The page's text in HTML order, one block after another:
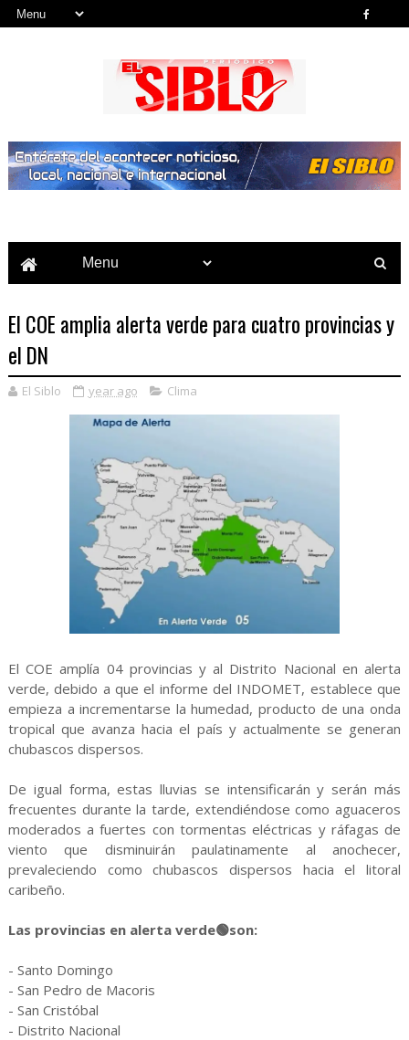
El COE amplia alerta verde para cuatro provincias y
el DN
El Siblo year ago Clima
El COE amplía 04 provincias y al Distrito Nacional en alerta
verde, debido a que el informe del INDOMET, establece que
empieza a incrementarse la humedad, producto de una onda
tropical que avanza hacia el país y actualmente se generan
chubascos dispersos.
De igual forma, estas lluvias se intensificarán y serán más
frecuentes durante la tarde, extendiéndose como aguaceros
moderados a fuertes con tormentas eléctricas y ráfagas de
viento que disminuirán paulatinamente al anochecer,
prevaleciendo como chubascos dispersos hacia el litoral
caribeño.
Las provincias en alerta verde🟢son:
- Santo Domingo
- San Pedro de Macoris
- San Cristóbal
- Distrito Nacional